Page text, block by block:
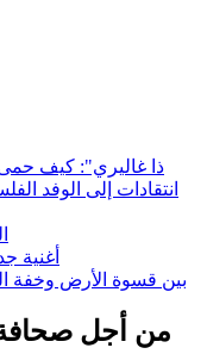
"ذا غاليري": كيف
انتقادات إلى الوفد
أغنية
بين قسوة الأرض وخفة
من أجل